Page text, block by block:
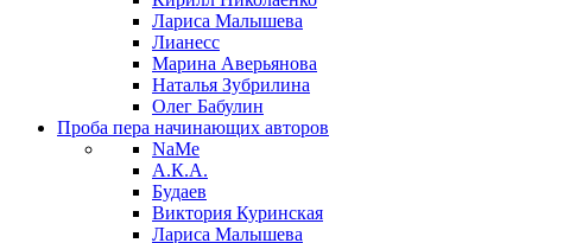
Лариса Малышева
Лианесс
Марина Аверьянова
Наталья Зубрилина
Олег Бабулин
Проба пера начинающих авторов
NaMe
А.К.А.
Будаев
Виктория Куринская
Лариса Малышева